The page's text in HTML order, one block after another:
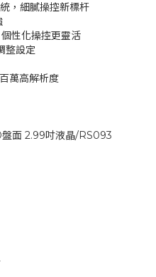
，細膩操控新標杆
性化操控更靈活
整設定
萬高解析度
面 2.99吋液晶/RS093